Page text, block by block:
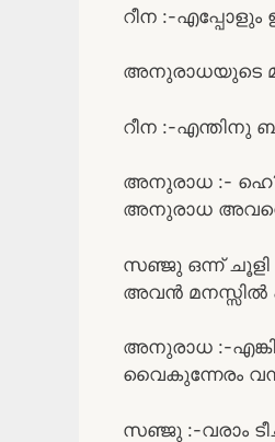
റീന :-എപ്പോളും
അനുരാധയുടെ
റീന :-എന്തിനു
അനുരാധ :-
അനുരാധ അവനെ
സഞ്ജു ഒന്ന് ചൂളി
അവൻ മനസ്സിൽ
അനുരാധ :-
വൈകുന്നേരം
സഞ്ജു :-വരാം